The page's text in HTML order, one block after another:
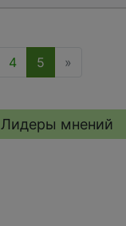
4 5 »
Лидеры мнений